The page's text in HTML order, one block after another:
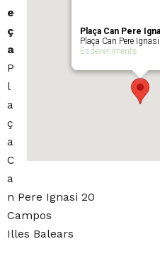
Plaça Can Pere
Plaça Can Pere
Esdeveniments
e
ç
a
P
l
a
ç
a
C
a
n Pere Ignasi 20
Campos
Illes Balears